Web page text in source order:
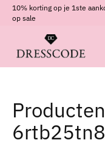
10% korting op je 1ste
op sale